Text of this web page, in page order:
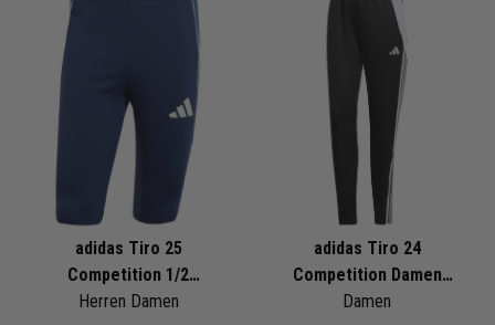
adidas Tiro 25
Competition 1/2
Trainingshose
Herren Damen
adidas Tiro 24
Competition Damen
Trainingshose
Damen